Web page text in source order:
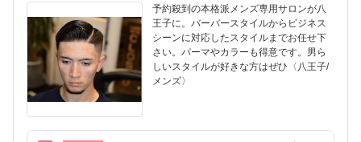
予約殺到の本格派メンズ専用サロンが八
王子に。バーバースタイルからビジネス
シーンに対応したスタイルまでお任せ下
さい。パーマやカラーも得意です。男ら
しいスタイルが好きな方はぜひ〈八王子/
メンズ〉